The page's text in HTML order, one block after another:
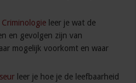
leer je wat de
en gevolgen zijn van
mogelijk voorkomt en waar
leer je hoe je de leefbaarheid